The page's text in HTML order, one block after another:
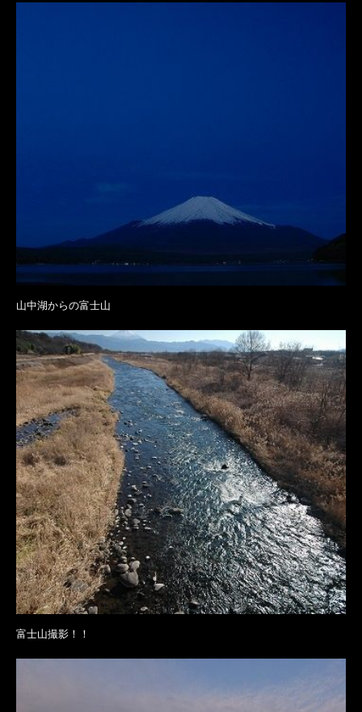
山中湖からの富士山
富士山撮影！！